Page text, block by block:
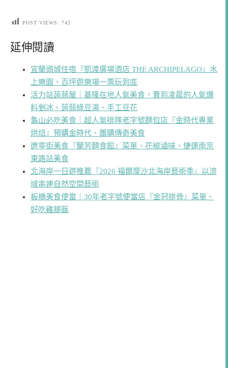
POST VIEWS: 742
延伸閱讀
宜蘭頭城住宿『凱渡廣場酒店 THE ARCHIPELAGO』水
上樂園、百坪遊樂場一票玩到底
活力站蒟蒻屋｜基隆在地人氣美食，賣到凌晨的人氣爆
料剉冰、蒟蒻綠豆湯、手工豆花
龜山必吃美食｜超人氣排隊老字號麵包店『金時代專業
烘焙』預購金時代、團購傳奇美食
遼寧街美食『蘭芳麵食館』菜單、花椒滷味、捷運南京
東路站美食
北海岸一日遊推薦『2026 福爾摩沙北海岸藝術季』以流
域串連自然空間藝術
板橋美食便當｜30年老字號便當店『金冠排骨』菜單、
好吃雞腿飯